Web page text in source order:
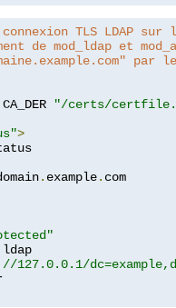
TLS LDAP
de mod_ldap et
par
CA_DER
"/certs/
>
. example. com
ldap
127.0.0.1/